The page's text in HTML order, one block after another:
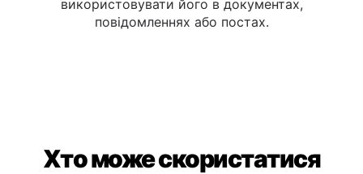
безпосередньо у вікні виводу. Коли ви будете
задоволені, скопіюйте результат, щоб